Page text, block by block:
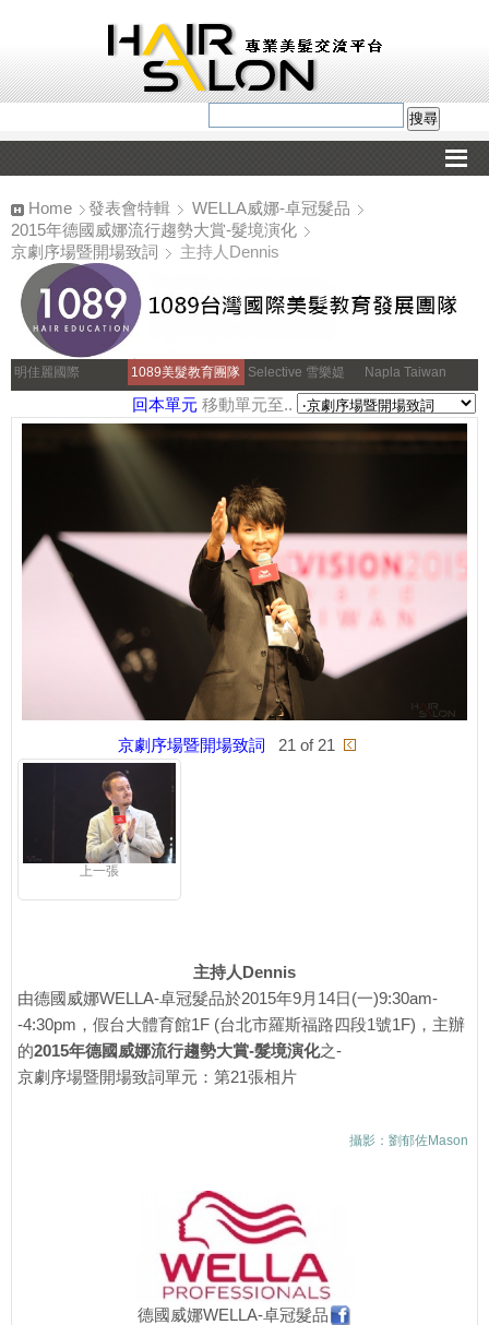
Home 發表會特輯
WELLA威娜-卓冠髮品
2015年德國威娜流行趨勢大賞-髮境演化
京劇序場暨開場致詞
主持人Dennis
明佳麗國際 1089美髮教育團隊 Selective 雪樂媞 Napla Taiwan
回本單元 移動單元至..
京劇序場暨開場致詞 21 of 21
上一張
主持人Dennis
由德國威娜WELLA-卓冠髮品於2015年9月14日(一)9:30am-
-4:30pm，假台大體育館1F (台北市羅斯福路四段1號1F)，主辦
的2015年德國威娜流行趨勢大賞-髮境演化之-
京劇序場暨開場致詞單元：第21張相片
攝影：劉郁佐Mason
德國威娜WELLA-卓冠髮品